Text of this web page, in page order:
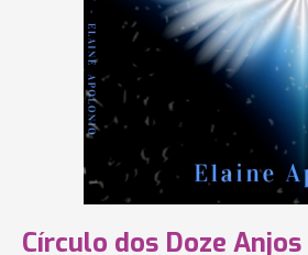
Círculo dos Doze Anjos